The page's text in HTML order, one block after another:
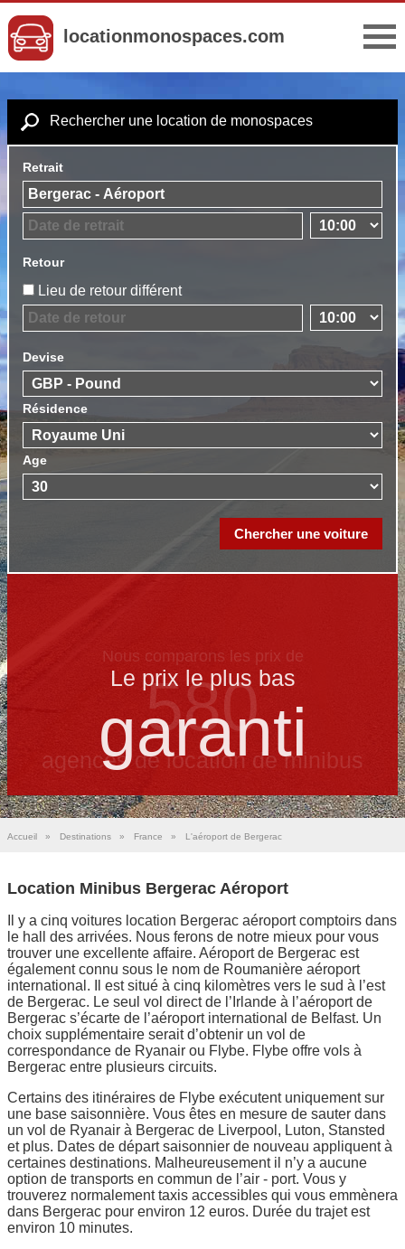
locationmonospaces.com
Rechercher une location de monospaces
Retrait
Retour
Lieu de retour différent
Devise
Résidence
Age
Le prix le​ plus bas
garanti
Accueil » Destinations » France » L'aéroport de Bergerac
Location Minibus Bergerac Aéroport
Il y a cinq voitures location Bergerac aéroport comptoirs dans
le hall des arrivées. Nous ferons de notre mieux pour vous
trouver une excellente affaire. Aéroport de Bergerac est
également connu sous le nom de Roumanière aéroport
international. Il est situé à cinq kilomètres vers le sud à l’est
de Bergerac. Le seul vol direct de l’Irlande à l’aéroport de
Bergerac s’écarte de l’aéroport international de Belfast. Un
choix supplémentaire serait d’obtenir un vol de
correspondance de Ryanair ou Flybe. Flybe offre vols à
Bergerac entre plusieurs circuits.
Certains des itinéraires de Flybe exécutent uniquement sur
une base saisonnière. Vous êtes en mesure de sauter dans
un vol de Ryanair à Bergerac de Liverpool, Luton, Stansted
et plus. Dates de départ saisonnier de nouveau appliquent à
certaines destinations. Malheureusement il n’y a aucune
option de transports en commun de l’air - port. Vous y
trouverez normalement taxis accessibles qui vous emmènera
dans Bergerac pour environ 12 euros. Durée du trajet est
environ 10 minutes.